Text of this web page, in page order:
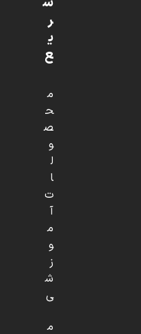
ر
ی
ع
م
ح
ص
و
ل
ا
ت
آ
م
و
ز
ش
ی
م